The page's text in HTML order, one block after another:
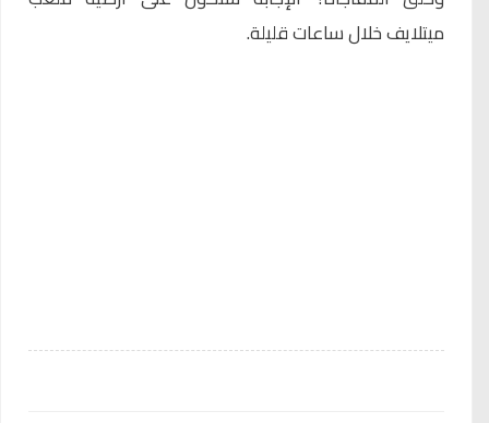
ميتلايف خلال ساعات قليلة.